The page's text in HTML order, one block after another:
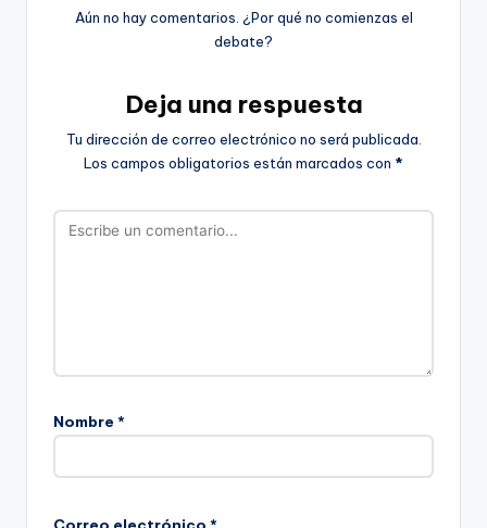
Aún no hay comentarios. ¿Por qué no comienzas el
debate?
Deja una respuesta
Tu dirección de correo electrónico no será publicada.
Los campos obligatorios están marcados con *
Nombre *